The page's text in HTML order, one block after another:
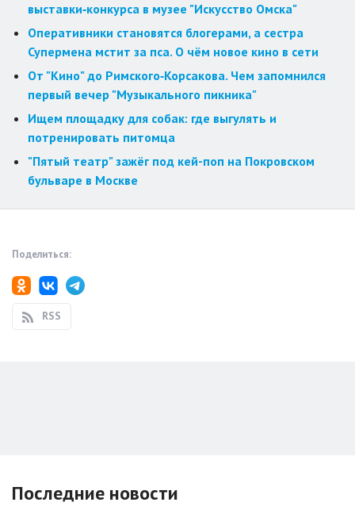
выставки‑конкурса в музее "Искусство Омска"
Оперативники становятся блогерами, а сестра
Супермена мстит за пса. О чём новое кино в сети
От "Кино" до Римского‑Корсакова. Чем запомнился
первый вечер "Музыкального пикника"
Ищем площадку для собак: где выгулять и
потренировать питомца
"Пятый театр" зажёг под кей-поп на Покровском
бульваре в Москве
Поделиться:
RSS
Последние новости